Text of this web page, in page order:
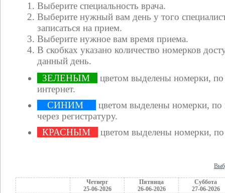
Выберите специальность врача.
Выберите нужный вам день у того
записаться на прием.
Выберите нужное вам время приема.
В скобках указано количество номерков
данный день.
ЗЕЛЕНЫМ
цветом выделены номерки,
интернет.
СИНИМ
цветом выделены номерки,
через регистратуру.
КРАСНЫМ
цветом выделены номерки,
Четверг
25-06-2026
Пятница
26-06-2026
Суббота
27-06-2026